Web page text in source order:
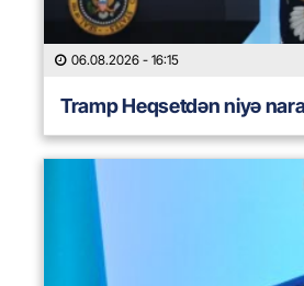
06.08.2026 - 16:15
Tramp Heqsetdən niyə